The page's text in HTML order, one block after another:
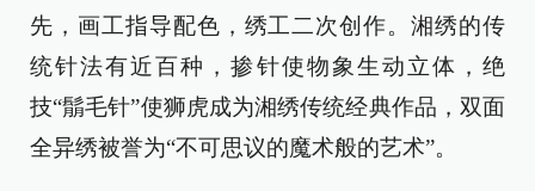
先，画工指导配色，绣工二次创作。湘绣的传
统针法有近百种，掺针使物象生动立体，绝
技“鬅毛针”使狮虎成为湘绣传统经典作品，双面
全异绣被誉为“不可思议的魔术般的艺术”。